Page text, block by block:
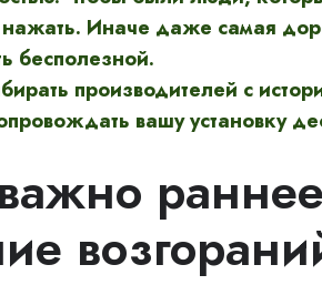
Иначе даже самая
бесполезной.
производителей с
вашу установку
раннее